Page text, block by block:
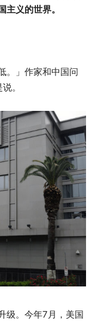
义的世界。
。」作家和中国问
。
级。今年7月，美国